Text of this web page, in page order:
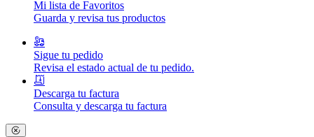
Mi lista de Favoritos
Guarda y revisa tus productos
Sigue tu pedido
Revisa el estado actual de tu pedido.
Descarga tu factura
Consulta y descarga tu factura